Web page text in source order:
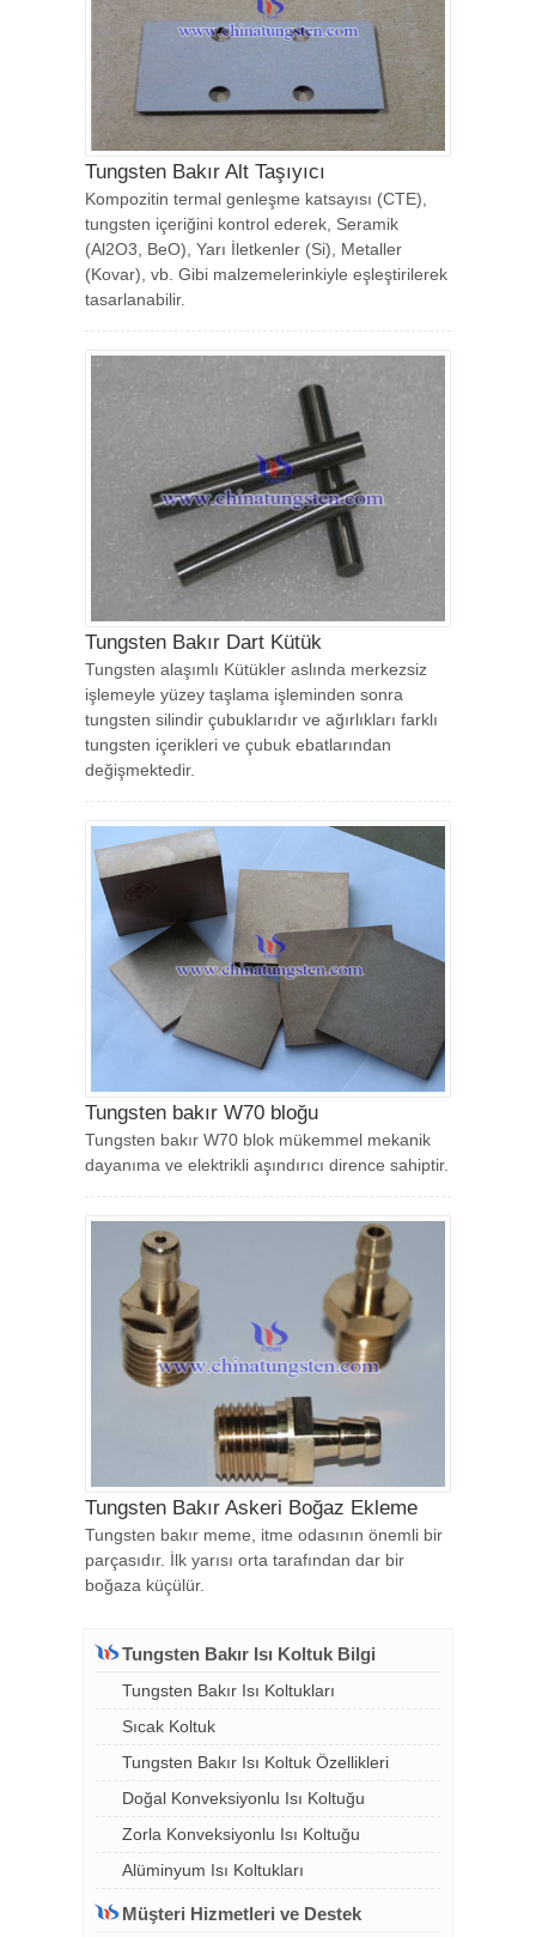
Tungsten Bakır Alt Taşıyıcı
Kompozitin termal genleşme katsayısı (CTE),
tungsten içeriğini kontrol ederek, Seramik
(Al2O3, BeO), Yarı İletkenler (Si), Metaller
(Kovar), vb. Gibi malzemelerinkiyle eşleştirilerek
tasarlanabilir.
Tungsten Bakır Dart Kütük
Tungsten alaşımlı Kütükler aslında merkezsiz
işlemeyle yüzey taşlama işleminden sonra
tungsten silindir çubuklarıdır ve ağırlıkları farklı
tungsten içerikleri ve çubuk ebatlarından
değişmektedir.
Tungsten bakır W70 bloğu
Tungsten bakır W70 blok mükemmel mekanik
dayanıma ve elektrikli aşındırıcı dirence sahiptir.
Tungsten Bakır Askeri Boğaz Ekleme
Tungsten bakır meme, itme odasının önemli bir
parçasıdır. İlk yarısı orta tarafından dar bir
boğaza küçülür.
Tungsten Bakır Isı Koltuk Bilgi
Tungsten Bakır Isı Koltukları
Sıcak Koltuk
Tungsten Bakır Isı Koltuk Özellikleri
Doğal Konveksiyonlu Isı Koltuğu
Zorla Konveksiyonlu Isı Koltuğu
Alüminyum Isı Koltukları
Müşteri Hizmetleri ve Destek